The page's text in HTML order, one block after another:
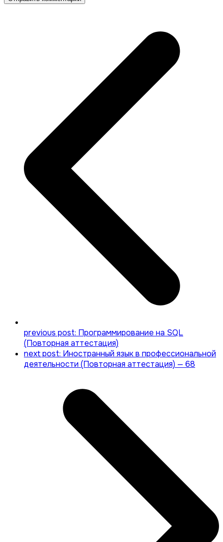
previous post: Программирование на SQL
(Повторная аттестация)
next post: Иностранный язык в профессиональной
деятельности (Повторная аттестация) — 68